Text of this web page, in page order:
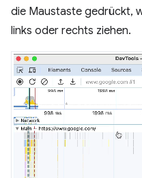
die Maustaste gedrückt,
links oder rechts ziehen.